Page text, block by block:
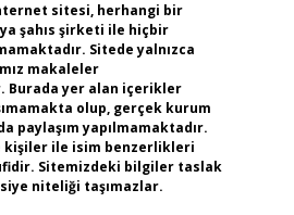
sitesi, herhangi bir
şahıs şirketi ile hiçbir
Sitede yalnızca
makaleler
Burada yer alan içerikler
olup, gerçek kurum
paylaşım yapılmamaktadır.
kişiler ile isim benzerlikleri
Sitemizdeki bilgiler taslak
niteliği taşımazlar.